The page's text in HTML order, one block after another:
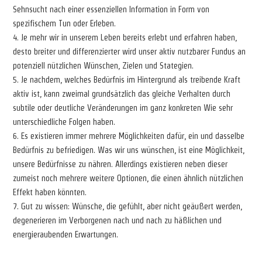
Sehnsucht nach einer essenziellen Information in Form von
spezifischem Tun oder Erleben.
4. Je mehr wir in unserem Leben bereits erlebt und erfahren haben,
desto breiter und differenzierter wird unser aktiv nutzbarer Fundus an
potenziell nützlichen Wünschen, Zielen und Stategien.
5. Je nachdem, welches Bedürfnis im Hintergrund als treibende Kraft
aktiv ist, kann zweimal grundsätzlich das gleiche Verhalten durch
subtile oder deutliche Veränderungen im ganz konkreten Wie sehr
unterschiedliche Folgen haben.
6. Es existieren immer mehrere Möglichkeiten dafür, ein und dasselbe
Bedürfnis zu befriedigen. Was wir uns wünschen, ist eine Möglichkeit,
unsere Bedürfnisse zu nähren. Allerdings existieren neben dieser
zumeist noch mehrere weitere Optionen, die einen ähnlich nützlichen
Effekt haben könnten.
7. Gut zu wissen: Wünsche, die gefühlt, aber nicht geäußert werden,
degenerieren im Verborgenen nach und nach zu häßlichen und
energieraubenden Erwartungen.